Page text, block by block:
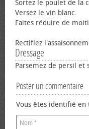
Sortez le poulet de la
Versez le vin blanc.
Faites réduire de
Rectifiez
Dressage
Parsemez de persil et
Poster un commentaire
Vous êtes identifié en